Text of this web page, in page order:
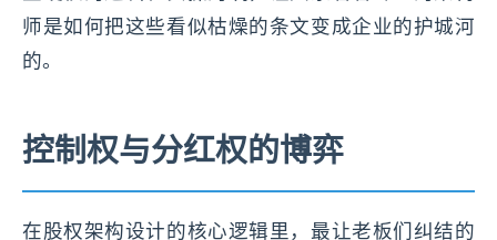
师是如何把这些看似枯燥的条文变成企业的护城河
的。
控制权与分红权的博弈
在股权架构设计的核心逻辑里，最让老板们纠结的